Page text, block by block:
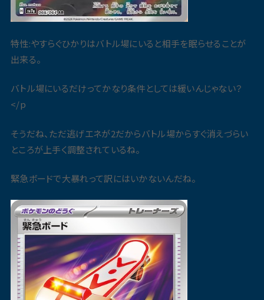
特性:やすらぐひかりはバトル場にいると相手を眠らせることが
出来る。
バトル場にいるだけってかなり条件としては緩いんじゃない？
</p
そうだね、ただ逃げエネが2だからバトル場からすぐ消えづらい
ところが上手く調整されているね。
緊急ボードで大暴れって訳にはいかないんだね。